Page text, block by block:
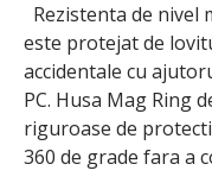
Rezistenta de nivel
este protejat de
accidentale cu
PC. Husa Mag Ring
riguroase de
360 de grade fara a